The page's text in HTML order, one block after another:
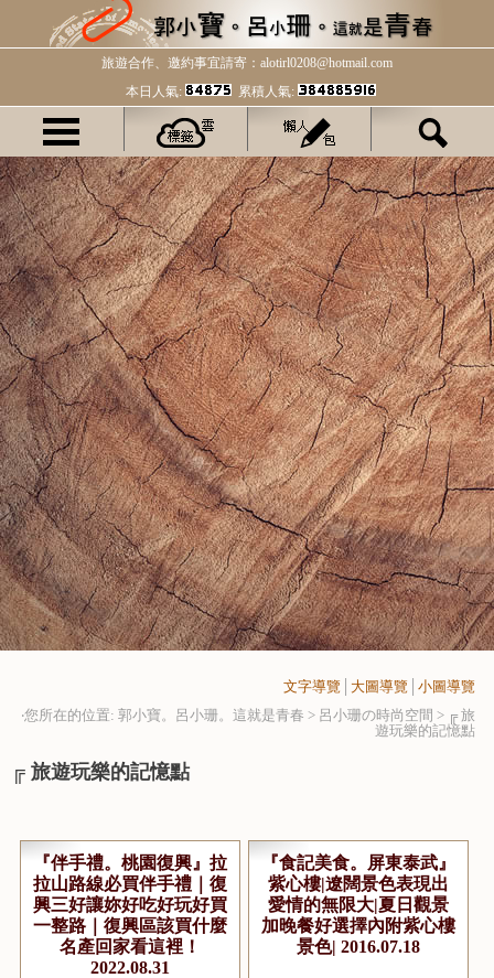
旅遊合作、邀約事宜請寄：alotirl0208@hotmail.com
本日人氣:
累積人氣:
文字導覽│ 大圖導覽│ 小圖導覽
‧您所在的位置: 郭小寶。呂小珊。這就是青春 > 呂小珊の時尚空間 > ╔ 旅
遊玩樂的記憶點
╔ 旅遊玩樂的記憶點
『伴手禮。桃園復興』拉
拉山路線必買伴手禮｜復
興三好讓妳好吃好玩好買
一整路｜復興區該買什麼
名產回家看這裡！
2022.08.31
『食記美食。屏東泰武』
紫心樓|遼闊景色表現出
愛情的無限大|夏日觀景
加晚餐好選擇內附紫心樓
景色| 2016.07.18